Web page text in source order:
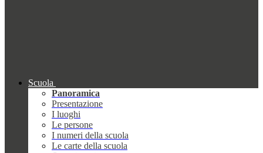
Scuola
Panoramica
Presentazione
I luoghi
Le persone
I numeri della scuola
Le carte della scuola